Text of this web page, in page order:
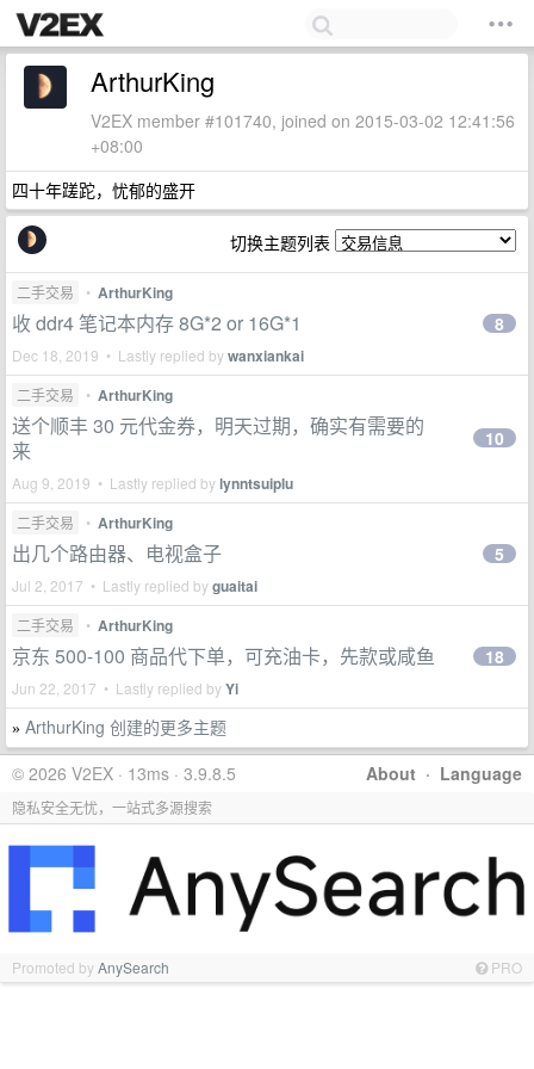
ArthurKing
V2EX member #101740, joined on 2015-03-02 12:41:56
+08:00
四十年蹉跎，忧郁的盛开
切换主题列表
二手交易 • ArthurKing
收 ddr4 笔记本内存 8G*2 or 16G*1
Dec 18, 2019 • Lastly replied bywanxiankai
8
二手交易 • ArthurKing
送个顺丰 30 元代金券，明天过期，确实有需要的
来
Aug 9, 2019 • Lastly replied bylynntsuiplu
10
二手交易 • ArthurKing
出几个路由器、电视盒子
Jul 2, 2017 • Lastly replied byguaitai
5
二手交易 • ArthurKing
京东 500-100 商品代下单，可充油卡，先款或咸鱼
Jun 22, 2017 • Lastly replied byYi
18
» ArthurKing 创建的更多主题
About · Language
© 2026 V2EX · 13ms · 3.9.8.5
隐私安全无忧，一站式多源搜索
Promoted byAnySearch PRO